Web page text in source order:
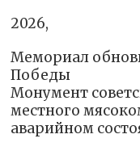
2026,
Мемориал
Победы
Монумент
местного
аварийном